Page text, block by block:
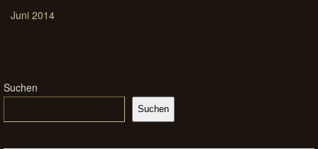
Juni 2014
Suchen
Suchen